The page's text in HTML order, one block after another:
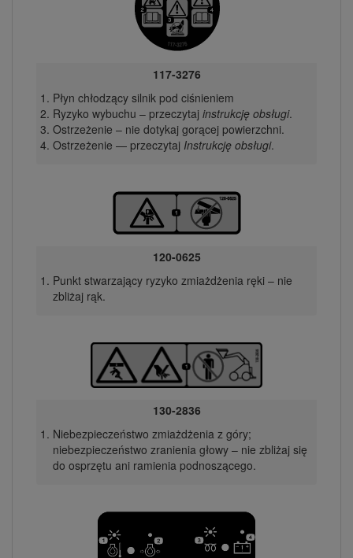
117-3276
Płyn chłodzący silnik pod ciśnieniem
Ryzyko wybuchu – przeczytaj instrukcję obsługi.
Ostrzeżenie – nie dotykaj gorącej powierzchni.
Ostrzeżenie — przeczytaj Instrukcję obsługi.
120-0625
Punkt stwarzający ryzyko zmiażdżenia ręki – nie
zbliżaj rąk.
130-2836
Niebezpieczeństwo zmiażdżenia z góry;
niebezpieczeństwo zranienia głowy – nie zbliżaj się
do osprzętu ani ramienia podnoszącego.